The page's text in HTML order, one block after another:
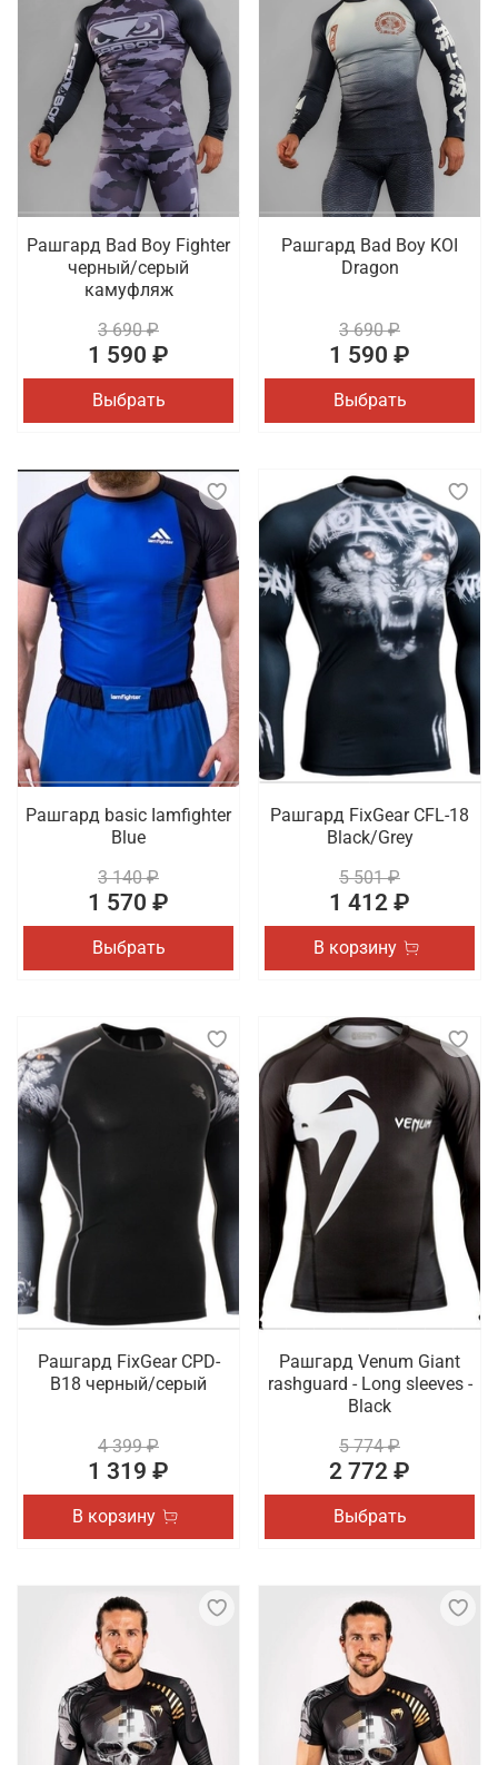
Рашгард Bad Boy Fighter
черный/серый
камуфляж
3 690 ₽
1 590 ₽
Выбрать
Рашгард Bad Boy KOI
Dragon
3 690 ₽
1 590 ₽
Выбрать
Рашгард basic Iamfighter
Blue
3 140 ₽
1 570 ₽
Выбрать
Рашгард FixGear CFL-18
Black/Grey
5 501 ₽
1 412 ₽
В корзину
Рашгард FixGear CPD-
B18 черный/серый
4 399 ₽
1 319 ₽
В корзину
Рашгард Venum Giant
rashguard - Long sleeves -
Black
5 774 ₽
2 772 ₽
Выбрать